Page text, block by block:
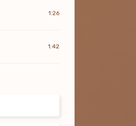
1:26
1:42